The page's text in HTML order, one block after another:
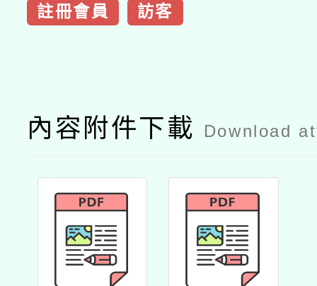
註冊會員 訪客
內容附件下載 Download